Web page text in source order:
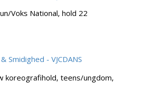
Voks National, hold 22
koreografihold, teens/ungdom,